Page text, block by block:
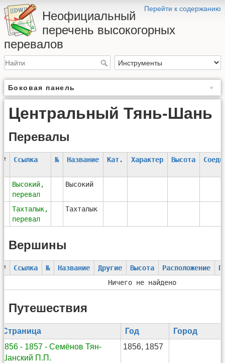
Перейти к содержанию
Неофициальный
перечень высокогорных
перевалов
Боковая панель
Центральный Тянь-Шань
Перевалы
# Ссылка № Название Кат. Характер Высота
Высокий,
перевал
Высокий
Тахталык,
перевал
Тахталык
Вершины
# Ссылка № Название Другие Высота Расположение
Ничего не найдено
Путешествия
Страница Год
Город
1856 - 1857 - Семёнов Тян-
Шанский П.П.
1856, 1857